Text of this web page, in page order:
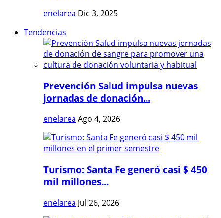
enelarea Dic 3, 2025
Tendencias
Prevención Salud impulsa nuevas
jornadas de donación...
enelarea Ago 4, 2026
Turismo: Santa Fe generó casi $ 450
mil millones...
enelarea Jul 26, 2026